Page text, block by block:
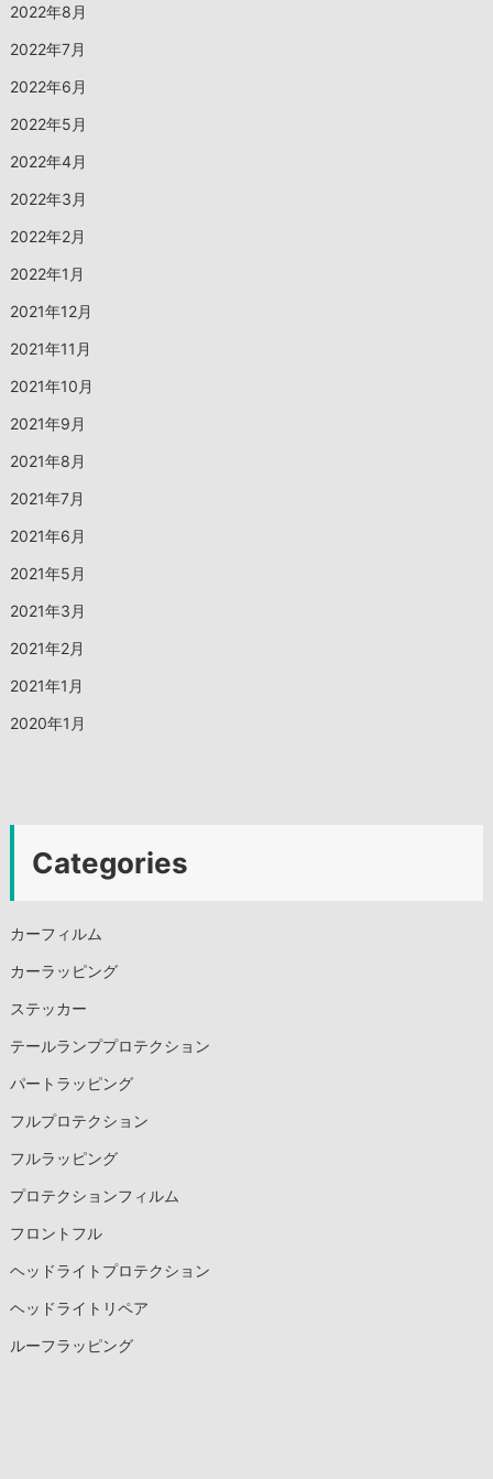
2022年8月
2022年7月
2022年6月
2022年5月
2022年4月
2022年3月
2022年2月
2022年1月
2021年12月
2021年11月
2021年10月
2021年9月
2021年8月
2021年7月
2021年6月
2021年5月
2021年3月
2021年2月
2021年1月
2020年1月
Categories
カーフィルム
カーラッピング
ステッカー
テールランププロテクション
パートラッピング
フルプロテクション
フルラッピング
プロテクションフィルム
フロントフル
ヘッドライトプロテクション
ヘッドライトリペア
ルーフラッピング